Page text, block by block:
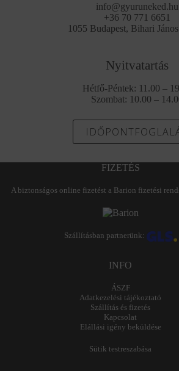
info@gyuruneked.hu
+36 70 771 6651
1055 Budapest, Bihari
Nyitvatartás
Hétfő-Péntek: 11.00 –
Szombat: 10.00 –
FIZETÉS
A biztonságos online fizetést a Barion fizetési
Szállításban partnerünk:
INFO
ÁSZF
Adatkezelési tájékoztató
Szállítás és fizetés
Kapcsolat
Elállási igény beküldése
Sütik testreszabása